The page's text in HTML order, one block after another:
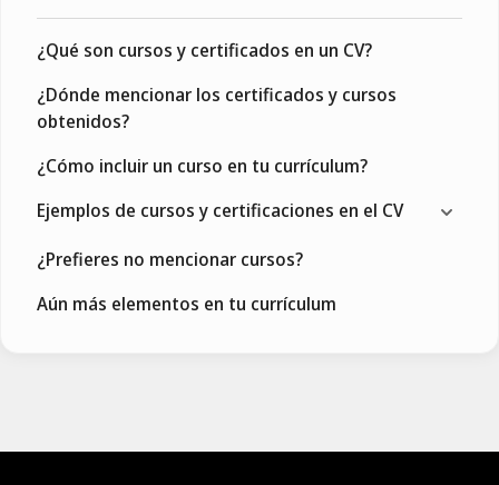
¿Qué son cursos y certificados en un CV?
¿Dónde mencionar los certificados y cursos
obtenidos?
¿Cómo incluir un curso en tu currículum?
Ejemplos de cursos y certificaciones en el CV
¿Prefieres no mencionar cursos?
Aún más elementos en tu currículum